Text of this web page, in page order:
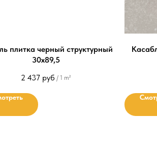
плитка черный структурный
30x89,5
2 437 руб / 1 m²